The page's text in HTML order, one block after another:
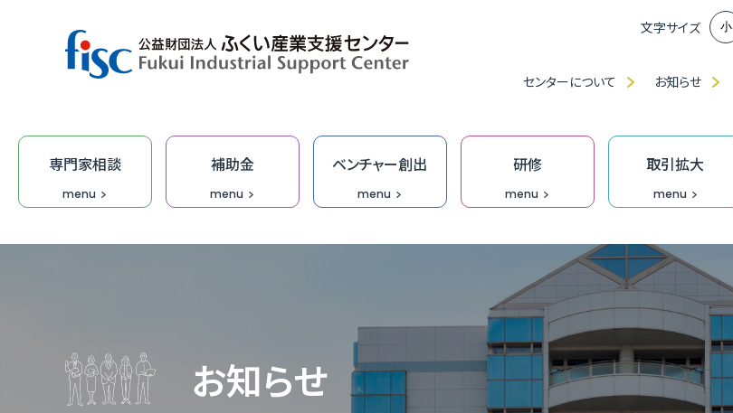
文字サイズ 小
センターについて お知らせ
専門家相談
menu
専門家の派遣
DX専門家派遣事業
補助金
menu
集客力アップに向けた課題解決応援事業助成金
ふくい創業活性化事業（成長支援）助成金
【参考】市町の融資・支援制度
ベンチャー創出
menu
ふくいベンチャー創出プロジェクト
福井ベンチャーピッチ
IT起業家向け事務所等の貸出
研修
menu
「階層別」・「職種別／業種別」研修（中産大）
オーダーメイド研修
学びなおし支援
取引拡大
menu
デザイン研修
ふくいクリエイティブホーム Cream（クリーム）
オープンイノベーション推進部賛助会員、
受託研究
ふくいオープンイノベーション推進機構
IT・DX
無料IT相談窓口
伴走型DXプロジェクト支援事業［実行支援］
お知らせ